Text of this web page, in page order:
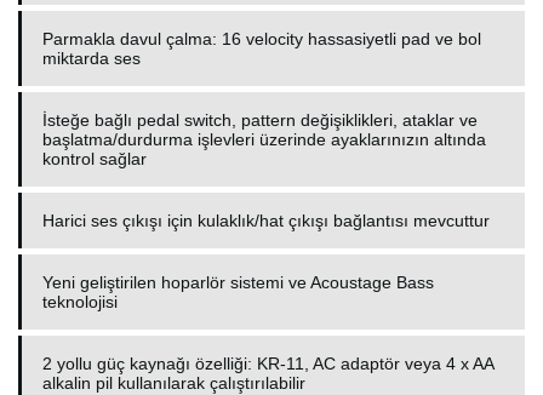
Parmakla davul çalma: 16 velocity hassasiyetli pad ve bol
miktarda ses
İsteğe bağlı pedal switch, pattern değişiklikleri, ataklar ve
başlatma/durdurma işlevleri üzerinde ayaklarınızın altında
kontrol sağlar
Harici ses çıkışı için kulaklık/hat çıkışı bağlantısı mevcuttur
Yeni geliştirilen hoparlör sistemi ve Acoustage Bass
teknolojisi
2 yollu güç kaynağı özelliği: KR-11, AC adaptör veya 4 x AA
alkalin pil kullanılarak çalıştırılabilir